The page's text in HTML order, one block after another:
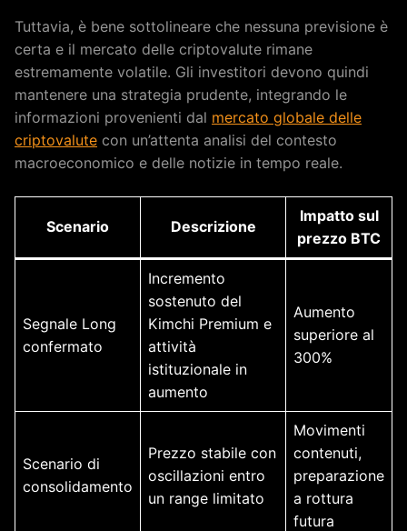
Tuttavia, è bene sottolineare che nessuna previsione è
certa e il mercato delle criptovalute rimane
estremamente volatile. Gli investitori devono quindi
mantenere una strategia prudente, integrando le
informazioni provenienti dal mercato globale delle
criptovalute con un’attenta analisi del contesto
macroeconomico e delle notizie in tempo reale.
Scenario Descrizione
Impatto sul
prezzo BTC
Segnale Long
confermato
Incremento
sostenuto del
Kimchi Premium e
attività
istituzionale in
aumento
Aumento
superiore al
300%
Scenario di
consolidamento
Prezzo stabile con
oscillazioni entro
un range limitato
Movimenti
contenuti,
preparazione
a rottura
futura